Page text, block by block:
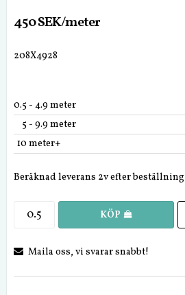
450 SEK/meter
208X4928
0.5 - 4.9 meter
5 - 9.9 meter
10 meter+
Beräknad leverans 2v efter beställning
KÖP
Maila oss, vi svarar snabbt!